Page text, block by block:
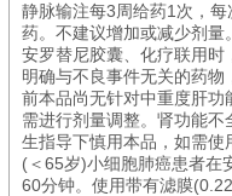
静脉输注每3周给药1次，
药。不建议增加或减少剂
安罗替尼胶囊、化疗联用
明确与不良事件无关的药
前本品尚无针对中重度肝
需进行剂量调整。肾功能
生指导下慎用本品，如需
(＜65岁)小细胞肺癌患者在
60分钟。使用带有滤膜